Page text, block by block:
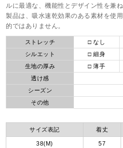
ルに最適な、機能性とデザイン性を兼
製品は、吸水速乾効果のある素材を使
的ではありません。
ストレッチ □ なし
シルエット
□ 細身
生地の厚み
□ 薄手
透け感
シーズン
その他
サイズ表記 着丈
38(M) 57